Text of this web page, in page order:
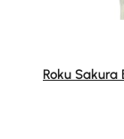
Roku Sakura